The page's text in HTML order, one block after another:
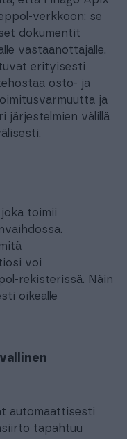
verkkoon: se
dokumentit
vastaanottajalle.
erityisesti
osto- ja
ja
järjestelmien välillä
toimii
voi
rekisterissä. Näin
oikealle
automaattisesti
tapahtuu